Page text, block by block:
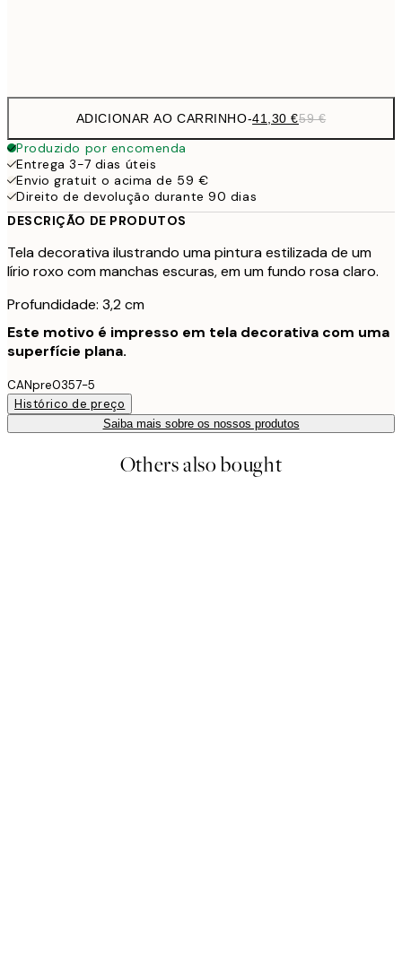
ADICIONAR AO CARRINHO-41,30 €59 €
Produzido por encomenda
Entrega 3-7 dias úteis
Envio gratuit o acima de 59 €
Direito de devolução durante 90 dias
DESCRIÇÃO DE PRODUTOS
Tela decorativa ilustrando uma pintura estilizada de um
lírio roxo com manchas escuras, em um fundo rosa claro.
Profundidade: 3,2 cm
Este motivo é impresso em tela decorativa com uma
superfície plana.
CANpre0357-5
Histórico de preço
Saiba mais sobre os nossos produtos
Others also bought